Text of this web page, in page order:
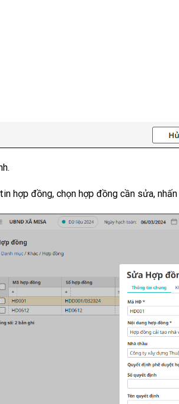
hợp đồng, chọn hợp đồng cần sửa, nhấn